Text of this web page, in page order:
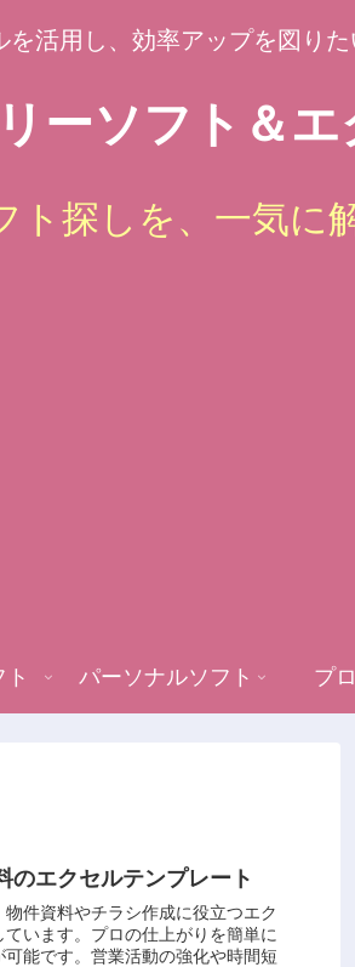
活用し、効率アップを図り
ーソフト＆
探しを、一気に
パーソナルソフト プ
のエクセルテンプレート
件資料やチラシ作成に役立つエク
います。プロの仕上がりを簡単に
能です。営業活動の強化や時間短